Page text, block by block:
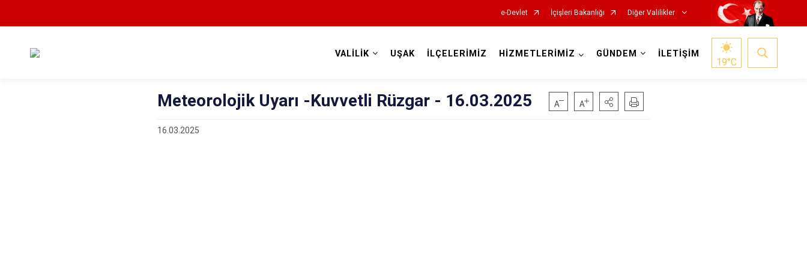
e-Devlet İçişleri Bakanlığı Diğer Valilikler
VALİLİK UŞAK İLÇELERİMİZ HİZMETLERİMİZ GÜNDEM İLETİŞİM
19°C
Meteorolojik Uyarı -Kuvvetli Rüzgar - 16.03.2025
16.03.2025